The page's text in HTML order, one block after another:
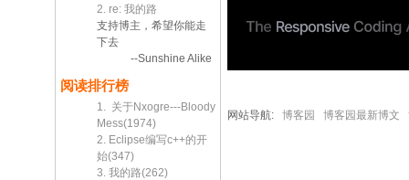
2. re: 我的路
支持博主，希望你能走
下去
--Sunshine Alike
阅读排行榜
1. 关于Nxogre---Bloody
Mess(1974)
2. Eclipse编写c++的开
始(347)
3. 我的路(262)
网站导航: 博客园 博客园最新博文